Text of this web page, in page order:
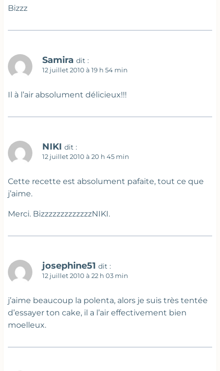
Bizzz
Samira dit :
12 juillet 2010 à 19 h 54 min
Il à l’air absolument délicieux!!!
NIKI dit :
12 juillet 2010 à 20 h 45 min
Cette recette est absolument pafaite, tout ce que
j’aime.
Merci. BizzzzzzzzzzzzzNIKI.
josephine51 dit :
12 juillet 2010 à 22 h 03 min
j’aime beaucoup la polenta, alors je suis très tentée
d’essayer ton cake, il a l’air effectivement bien
moelleux.